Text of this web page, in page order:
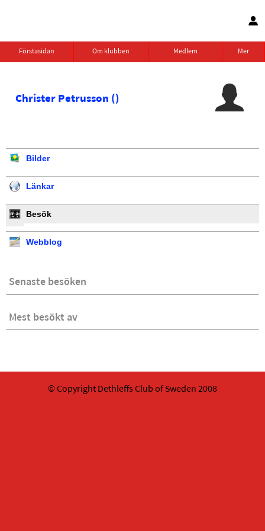
Förstasidan Om klubben Medlem Mer
Christer Petrusson ()
Bilder
Länkar
Besök
Webblog
Senaste besöken
Mest besökt av
© Copyright Dethleffs Club of Sweden 2008